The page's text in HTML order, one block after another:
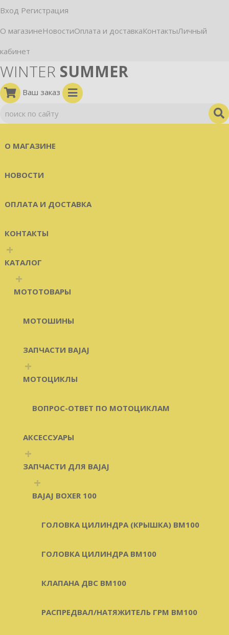
Вход Регистрация
О магазинеНовостиОплата и доставкаКонтактыЛичный
кабинет
WINTER SUMMER
Ваш заказ
О МАГАЗИНЕ
НОВОСТИ
ОПЛАТА И ДОСТАВКА
КОНТАКТЫ
+
КАТАЛОГ
+
МОТОТОВАРЫ
МОТОШИНЫ
ЗАПЧАСТИ BAJAJ
+
МОТОЦИКЛЫ
ВОПРОС-ОТВЕТ ПО МОТОЦИКЛАМ
АКСЕССУАРЫ
+
ЗАПЧАСТИ ДЛЯ BAJAJ
+
BAJAJ BOXER 100
ГОЛОВКА ЦИЛИНДРА (КРЫШКА) BM100
ГОЛОВКА ЦИЛИНДРА BM100
КЛАПАНА ДВС BM100
РАСПРЕДВАЛ/НАТЯЖИТЕЛЬ ГРМ BM100